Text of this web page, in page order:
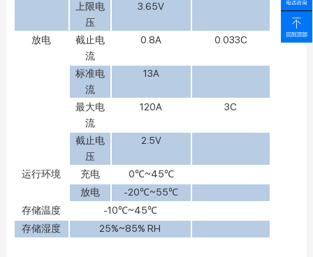
上限电
压
3.65V
放电
截止电
流
0.8A 0.033C
标准电
流
13A
最大电
流
120A 3C
截止电
压
2.5V
运行环境 充电
0℃~45℃
放电
-20℃~55℃
存储温度
-10℃~45℃
存储湿度
25%~85% RH